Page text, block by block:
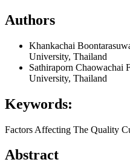
Authors
Khankachai
University, Thailand
Sathiraporn Chaowachai
University, Thailand
Keywords:
Factors Affecting The Quality
Abstract